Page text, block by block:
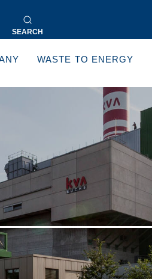
SEARCH
WASTE TO ENERGY